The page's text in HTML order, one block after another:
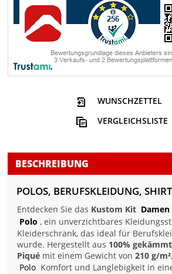
WUNSCHZETTEL
VERGLEICHSLISTE
BESCHREIBUNG
POLOS, BERUFSKLEIDUNG,
Entdecken Sie das Kustom Kit Damen
Polo , ein unverzichtbares
Kleiderschrank, das ideal für
wurde. Hergestellt aus 100%
Piqué mit einem Gewicht von210 g/m²
Polo Komfort und Langlebigkeit in